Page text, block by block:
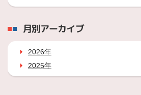
月別アーカイブ
2026年
2025年